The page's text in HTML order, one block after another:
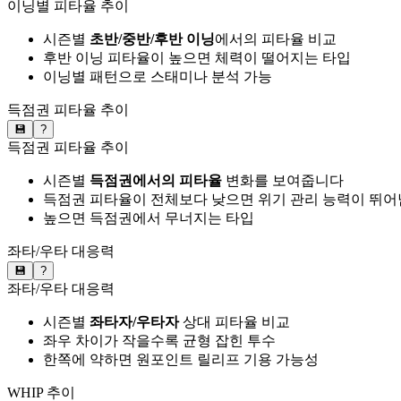
이닝별 피타율 추이
시즌별 초반/중반/후반 이닝에서의 피타율 비교
후반 이닝 피타율이 높으면 체력이 떨어지는 타입
이닝별 패턴으로 스태미나 분석 가능
득점권 피타율 추이
💾 ?
득점권 피타율 추이
시즌별 득점권에서의 피타율 변화를 보여줍니다
득점권 피타율이 전체보다 낮으면 위기 관리 능력이 뛰어
높으면 득점권에서 무너지는 타입
좌타/우타 대응력
💾 ?
좌타/우타 대응력
시즌별 좌타자/우타자상대 피타율 비교
좌우 차이가 작을수록 균형 잡힌 투수
한쪽에 약하면 원포인트 릴리프 기용 가능성
WHIP 추이